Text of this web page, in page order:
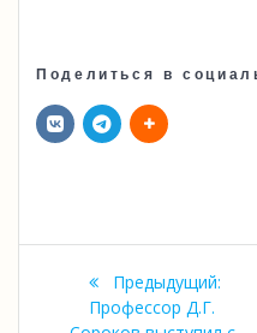
Поделиться в
Навигация
Предыдущий:
Профессор Д.Г.